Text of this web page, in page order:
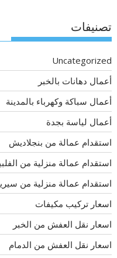
تصنيفات
Uncategorized
أعمال دهانات بالخبر
أعمال سباكة وكهرباء بالمدينة
أعمال لياسة بجدة
استقدام عمالة من بنجلاديش
استقدام عمالة منزلية من
استقدام عمالة منزلية من
اسعار تركيب مكيفات
اسعار نقل العفش من الخبر
اسعار نقل العفش من الدمام